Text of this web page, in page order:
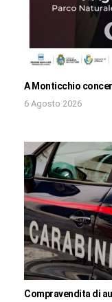
A Monticchio
6 Agosto 2026
Compravendita di